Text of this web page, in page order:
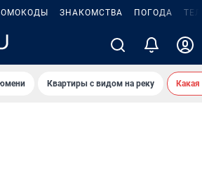
ЗНАКОМСТВА ПОГОДА
Квартиры с видом на реку